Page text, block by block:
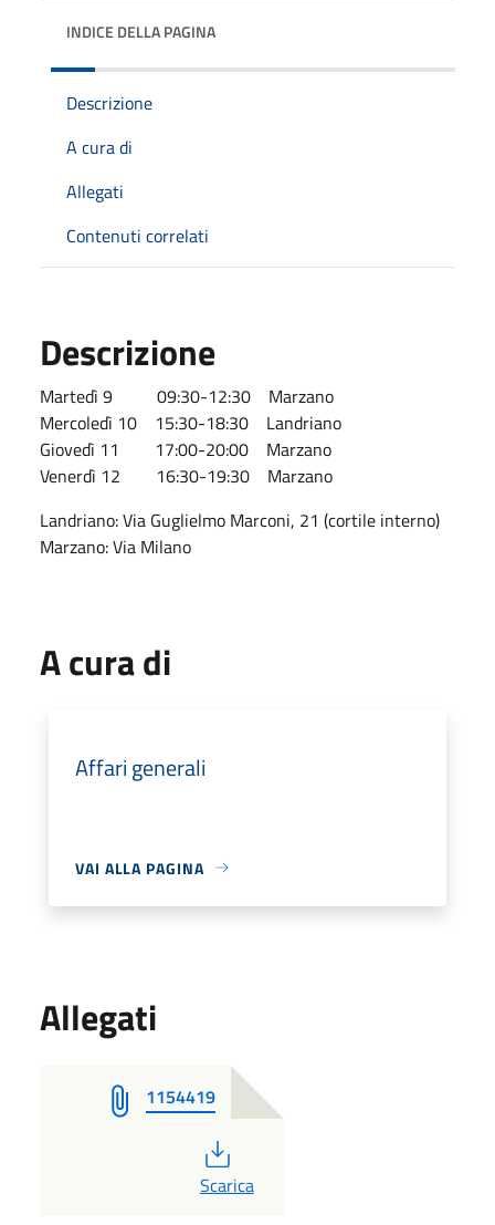
INDICE DELLA PAGINA
Descrizione
A cura di
Allegati
Contenuti correlati
Descrizione
Martedì 9 09:30-12:30 Marzano
Mercoledì 10 15:30-18:30 Landriano
Giovedì 11 17:00-20:00 Marzano
Venerdì 12 16:30-19:30 Marzano
Landriano: Via Guglielmo Marconi, 21 (cortile interno)
Marzano: Via Milano
A cura di
Affari generali
VAI ALLA PAGINA
Allegati
1154419
PDF
Scarica